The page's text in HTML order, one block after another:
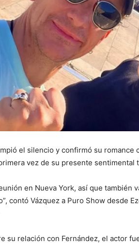
el silencio y confirmó su romance
vez de su presente sentimental
en Nueva York, así que también
contó Vázquez a Puro Show desde
su relación con Fernández, el actor